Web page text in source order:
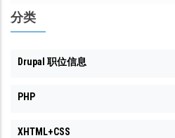
分类
Drupal 职位信息
PHP
XHTML+CSS